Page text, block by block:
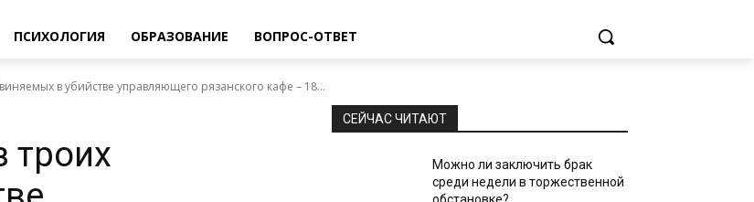
ПСИХОЛОГИЯ ОБРАЗОВАНИЕ ВОПРОС-ОТВЕТ
в убийстве управляющего рязанского кафе – 18...
СЕЙЧАС ЧИТАЮТ
Можно ли заключить брак
среди недели в торжественной
обстановке?